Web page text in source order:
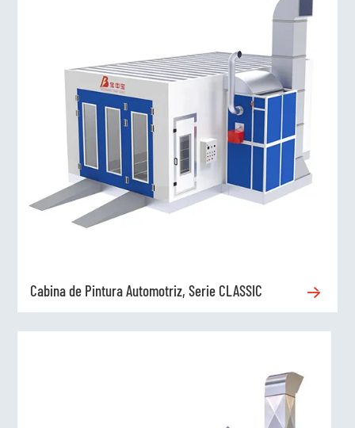
Cabina de Pintura Automotriz, Serie CLASSIC